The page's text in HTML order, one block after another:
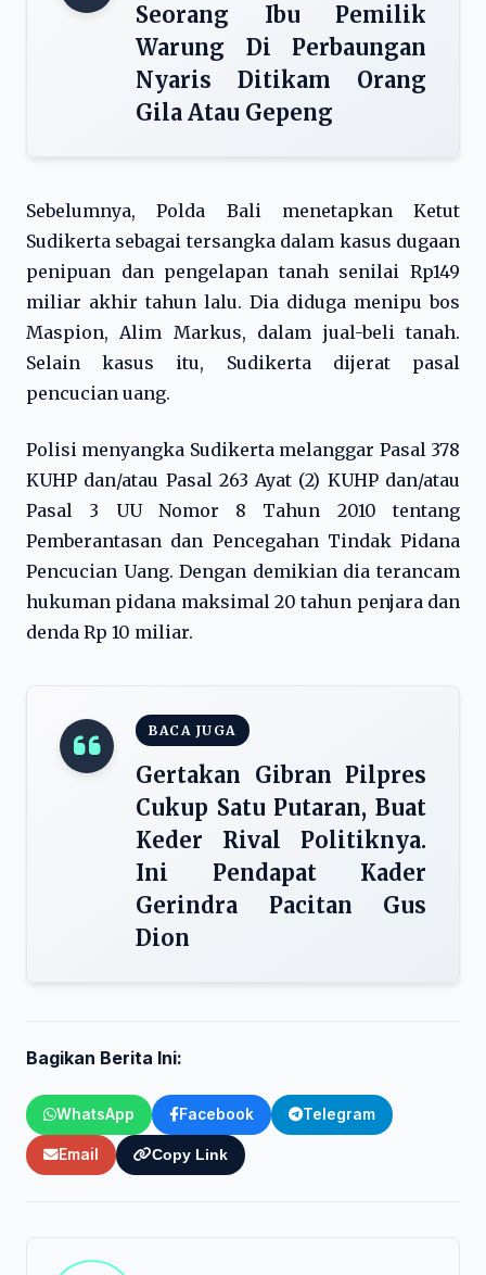
Seorang Ibu Pemilik
Warung Di Perbaungan
Nyaris Ditikam Orang
Gila Atau Gepeng
Sebelumnya, Polda Bali menetapkan Ketut
Sudikerta sebagai tersangka dalam kasus dugaan
penipuan dan pengelapan tanah senilai Rp149
miliar akhir tahun lalu. Dia diduga menipu bos
Maspion, Alim Markus, dalam jual-beli tanah.
Selain kasus itu, Sudikerta dijerat pasal
pencucian uang.
Polisi menyangka Sudikerta melanggar Pasal 378
KUHP dan/atau Pasal 263 Ayat (2) KUHP dan/atau
Pasal 3 UU Nomor 8 Tahun 2010 tentang
Pemberantasan dan Pencegahan Tindak Pidana
Pencucian Uang. Dengan demikian dia terancam
hukuman pidana maksimal 20 tahun penjara dan
denda Rp 10 miliar.
BACA JUGA
Gertakan Gibran Pilpres
Cukup Satu Putaran, Buat
Keder Rival Politiknya.
Ini Pendapat Kader
Gerindra Pacitan Gus
Dion
Bagikan Berita Ini:
WhatsApp Facebook Telegram
Email Copy Link